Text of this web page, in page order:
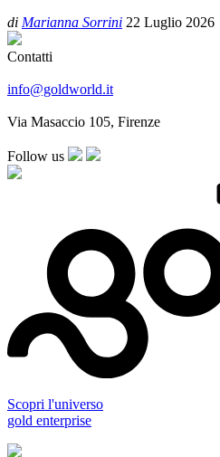
di Marianna Sorrini 22 Luglio 2026
Contatti
info@goldworld.it
Via Masaccio 105, Firenze
Follow us
Scopri l'universo
gold enterprise